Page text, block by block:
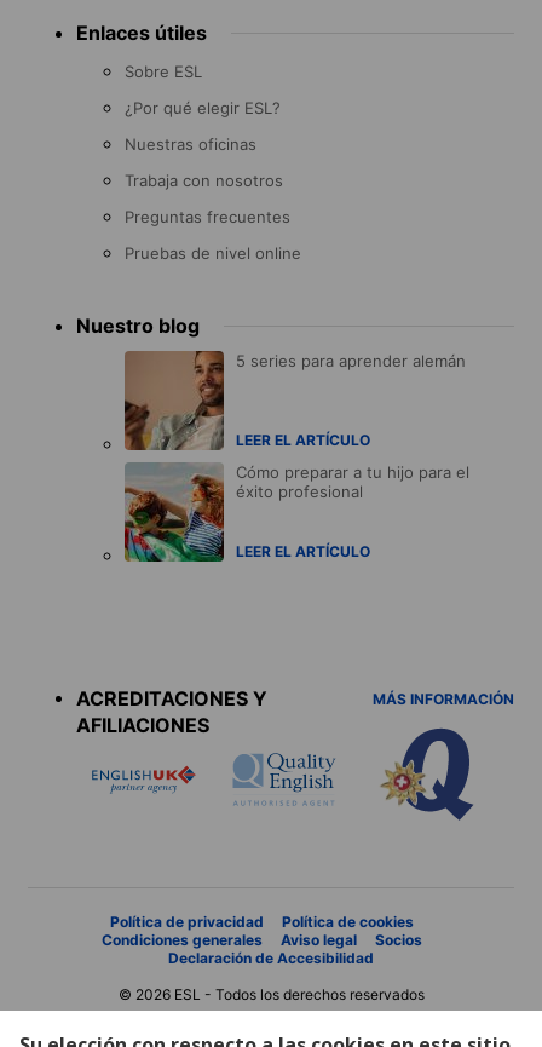
Enlaces útiles
Sobre ESL
¿Por qué elegir ESL?
Nuestras oficinas
Trabaja con nosotros
Preguntas frecuentes
Pruebas de nivel online
Nuestro blog
5 series para aprender alemán
LEER EL ARTÍCULO
Cómo preparar a tu hijo para el
éxito profesional
LEER EL ARTÍCULO
ACREDITACIONES Y
AFILIACIONES
MÁS INFORMACIÓN
Política de privacidad
Política de cookies
Condiciones generales
Aviso legal
Socios
Declaración de Accesibilidad
© 2026 ESL - Todos los derechos reservados